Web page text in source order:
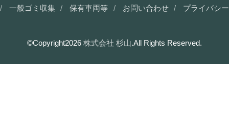
一般ゴミ収集 保有車両等 お問い合わせ プライバシ
©Copyright2026 株式会社 杉山.All Rights Reserved.